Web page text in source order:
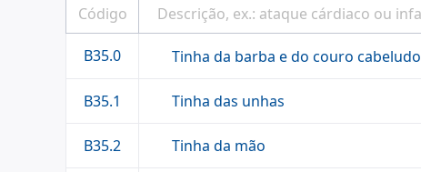
B35.0 Tinha da barba e do couro cabeludo
B35.1 Tinha das unhas
B35.2 Tinha da mão